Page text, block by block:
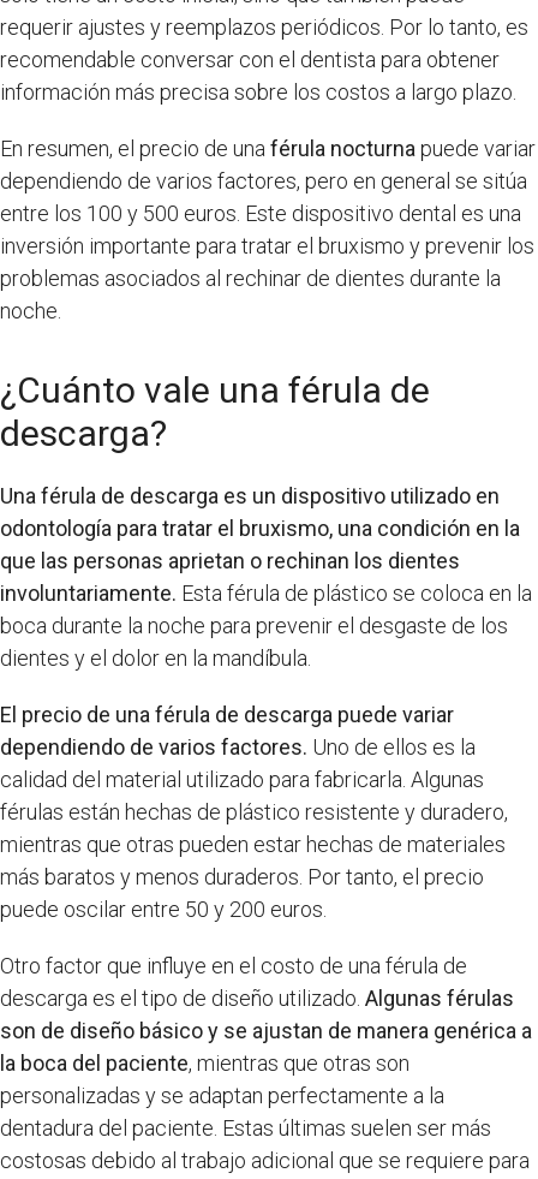
requerir ajustes y reemplazos periódicos. Por lo tanto, es
recomendable conversar con el dentista para obtener
información más precisa sobre los costos a largo plazo.
En resumen, el precio de una férula nocturna puede variar
dependiendo de varios factores, pero en general se sitúa
entre los 100 y 500 euros. Este dispositivo dental es una
inversión importante para tratar el bruxismo y prevenir los
problemas asociados al rechinar de dientes durante la
noche.
¿Cuánto vale una férula de
descarga?
Una férula de descarga es un dispositivo utilizado en
odontología para tratar el bruxismo, una condición en la
que las personas aprietan o rechinan los dientes
involuntariamente. Esta férula de plástico se coloca en la
boca durante la noche para prevenir el desgaste de los
dientes y el dolor en la mandíbula.
El precio de una férula de descarga puede variar
dependiendo de varios factores. Uno de ellos es la
calidad del material utilizado para fabricarla. Algunas
férulas están hechas de plástico resistente y duradero,
mientras que otras pueden estar hechas de materiales
más baratos y menos duraderos. Por tanto, el precio
puede oscilar entre 50 y 200 euros.
Otro factor que influye en el costo de una férula de
descarga es el tipo de diseño utilizado. Algunas férulas
son de diseño básico y se ajustan de manera genérica a
la boca del paciente, mientras que otras son
personalizadas y se adaptan perfectamente a la
dentadura del paciente. Estas últimas suelen ser más
costosas debido al trabajo adicional que se requiere para